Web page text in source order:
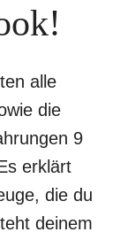
alle
die
9
erklärt
die du
deinem